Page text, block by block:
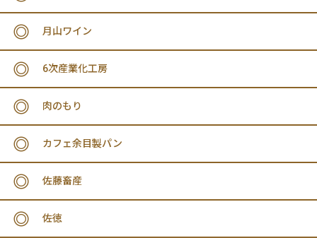
月山ワイン
6次産業化工房
肉のもり
カフェ余目製パン
佐藤畜産
佐徳